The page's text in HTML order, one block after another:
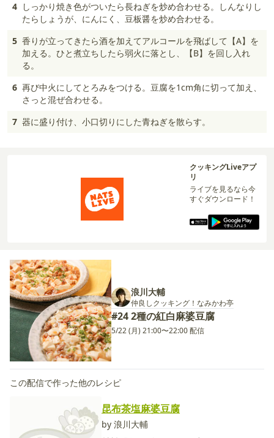
4 しっかり焼き色がついたら長ねぎを炒め合わせる。しんなりし
たらしょうが、にんにく、豆板醤を炒め合わせる。
5 香りが立ってきたら酒を加えてアルコールを飛ばして【A】を
加える。ひと煮立ちしたら弱火に落とし、【B】を回し入れ
る。
6 再び中火にしてとろみをつける。豆腐を1cm角に切って加え、
さっと混ぜ合わせる。
7 器に盛り付け、小口切りにした青ねぎを散らす。
クッキングLiveアプ
リ
ライブを見るなら今
すぐダウンロード！
浪川大輔
仲良しクッキング！なみかわ亭
#24 2種の紅白麻婆豆腐
5/22 (月) 21:00〜22:00 配信
この配信で作った他のレシピ
昆布茶塩麻婆豆腐
by 浪川大輔